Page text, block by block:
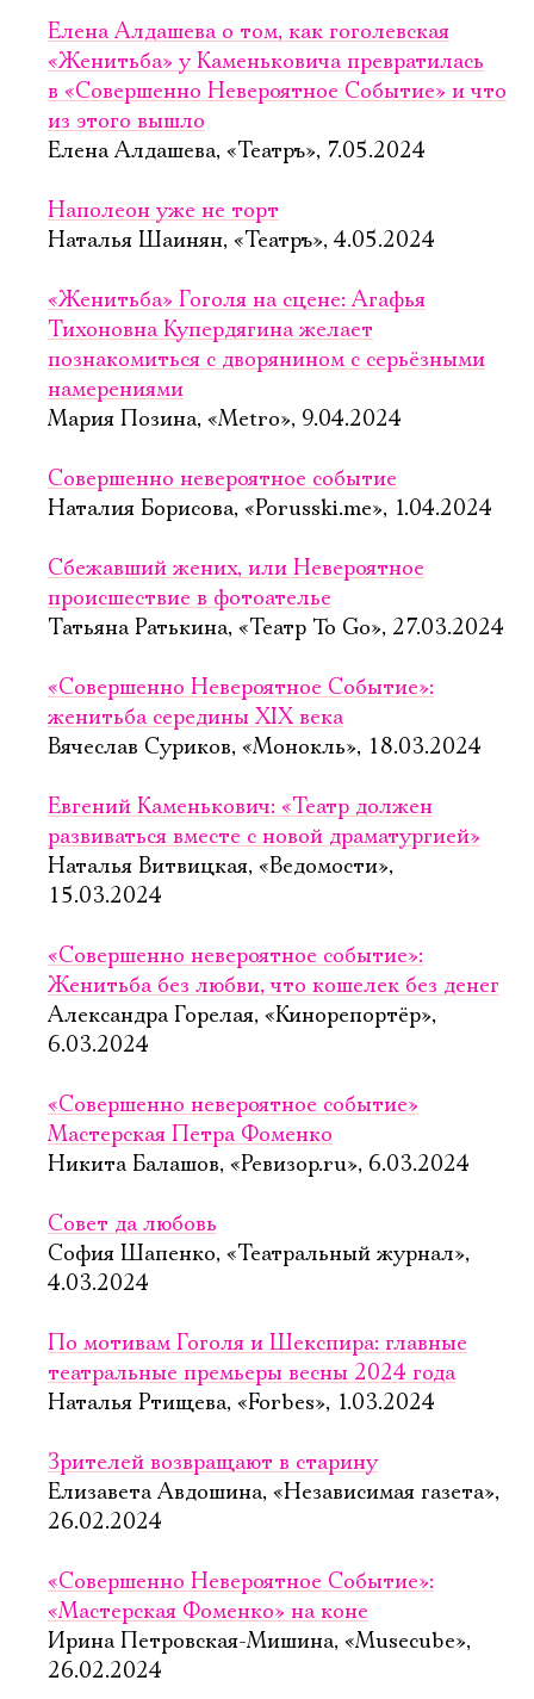
Елена Алдашева о том, как гоголевская
«Женитьба» у Каменьковича превратилась
в «Совершенно Невероятное Событие» и что
из этого вышло
Елена Алдашева, «Театръ», 7.05.2024
Наполеон уже не торт
Наталья Шаинян, «Театръ», 4.05.2024
«Женитьба» Гоголя на сцене: Агафья
Тихоновна Купердягина желает
познакомиться с дворянином с серьёзными
намерениями
Мария Позина, «Metro», 9.04.2024
Совершенно невероятное событие
Наталия Борисова, «Porusski.me», 1.04.2024
Сбежавший жених, или Невероятное
происшествие в фотоателье
Татьяна Ратькина, «Театр To Go», 27.03.2024
«Совершенно Невероятное Событие»:
женитьба середины XIX века
Вячеслав Суриков, «Монокль», 18.03.2024
Евгений Каменькович: «Театр должен
развиваться вместе с новой драматургией»
Наталья Витвицкая, «Ведомости»,
15.03.2024
«Совершенно невероятное событие»:
Женитьба без любви, что кошелек без денег
Александра Горелая, «Кинорепортёр»,
6.03.2024
«Совершенно невероятное событие»
Мастерская Петра Фоменко
Никита Балашов, «Ревизор.ru», 6.03.2024
Совет да любовь
София Шапенко, «Театральный журнал»,
4.03.2024
По мотивам Гоголя и Шекспира: главные
театральные премьеры весны 2024 года
Наталья Ртищева, «Forbes», 1.03.2024
Зрителей возвращают в старину
Елизавета Авдошина, «Независимая газета»,
26.02.2024
«Совершенно Невероятное Событие»:
«Мастерская Фоменко» на коне
Ирина Петровская-Мишина, «Musecube»,
26.02.2024